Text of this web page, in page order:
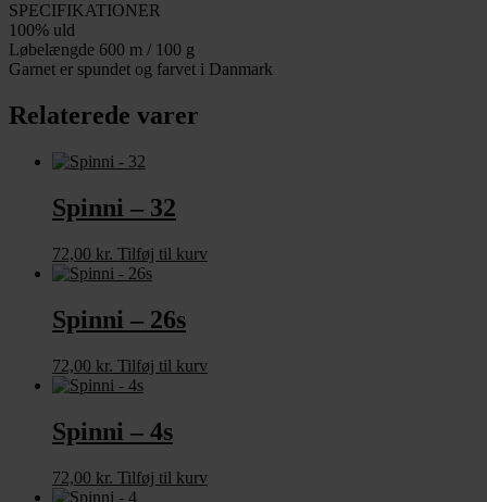
SPECIFIKATIONER
100% uld
Løbelængde 600 m / 100 g
Garnet er spundet og farvet i Danmark
Relaterede varer
Spinni – 32
72,00 kr. Tilføj til kurv
Spinni – 26s
72,00 kr. Tilføj til kurv
Spinni – 4s
72,00 kr. Tilføj til kurv